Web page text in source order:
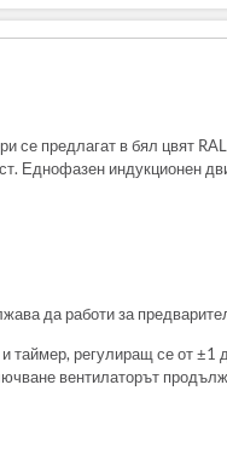
се предлагат в бял цвят
Еднофазен индукционен
да работи за
таймер, регулиращ се от ±1
вентилаторът